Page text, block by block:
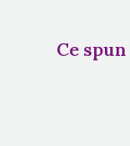
Ce